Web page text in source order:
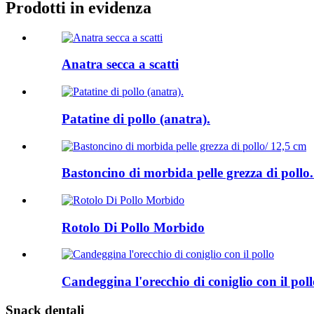
Prodotti in evidenza
Anatra secca a scatti
Patatine di pollo (anatra).
Bastoncino di morbida pelle grezza di
Rotolo Di Pollo Morbido
Candeggina l'orecchio di coniglio con il
Snack dentali